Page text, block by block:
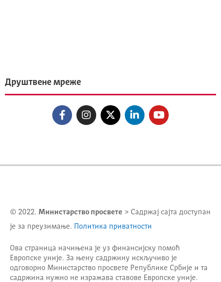
Друштвене мреже
© 2022. Министарство просвете > Садржај сајта доступан
је за преузимање.
Политика приватности
Ова страница начињена је уз финансијску помоћ
Европске уније. За њену садржину искључиво је
одговорно Министарство просвете Републике Србије и та
садржина нужно не изражава ставове Европске уније.